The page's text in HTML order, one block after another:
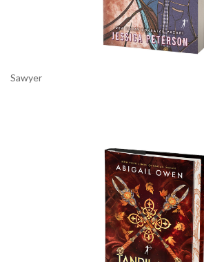
Sawyer